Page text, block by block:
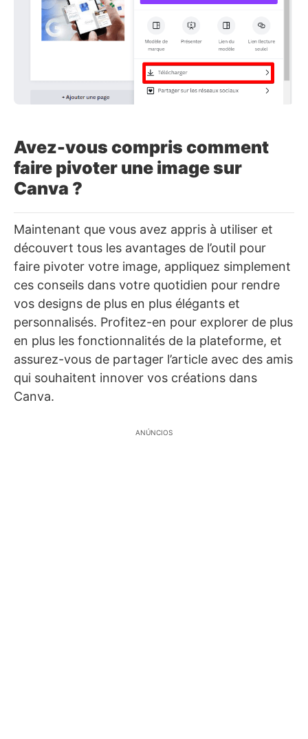
Avez-vous compris comment
faire pivoter une image sur
Canva ?
Maintenant que vous avez appris à utiliser et
découvert tous les avantages de l’outil pour
faire pivoter votre image, appliquez simplement
ces conseils dans votre quotidien pour rendre
vos designs de plus en plus élégants et
personnalisés. Profitez-en pour explorer de plus
en plus les fonctionnalités de la plateforme, et
assurez-vous de partager l’article avec des amis
qui souhaitent innover vos créations dans
Canva.
ANÚNCIOS